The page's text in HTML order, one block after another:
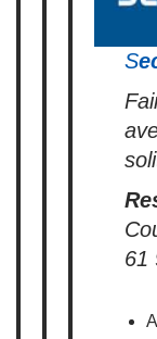
S
61